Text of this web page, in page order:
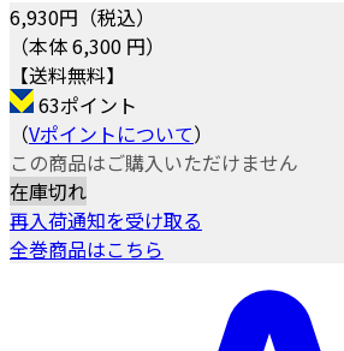
6,930円（税込）
（本体 6,300 円）
【送料無料】
63ポイント
（Vポイントについて）
この商品はご購入いただけません
在庫切れ
再入荷通知を受け取る
全巻商品はこちら